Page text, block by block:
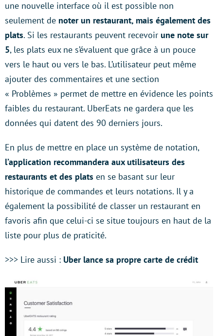
une nouvelle interface où il est possible non
seulement de noter un restaurant, mais également des
plats. Si les restaurants peuvent recevoir une note sur
5, les plats eux ne s’évaluent que grâce à un pouce
vers le haut ou vers le bas. L’utilisateur peut même
ajouter des commentaires et une section
« Problèmes » permet de mettre en évidence les points
faibles du restaurant. UberEats ne gardera que les
données qui datent des 90 derniers jours.
En plus de mettre en place un système de notation,
l’application recommandera aux utilisateurs des
restaurants et des plats en se basant sur leur
historique de commandes et leurs notations. Il y a
également la possibilité de classer un restaurant en
favoris afin que celui-ci se situe toujours en haut de la
liste pour plus de praticité.
>>> Lire aussi : Uber lance sa propre carte de crédit